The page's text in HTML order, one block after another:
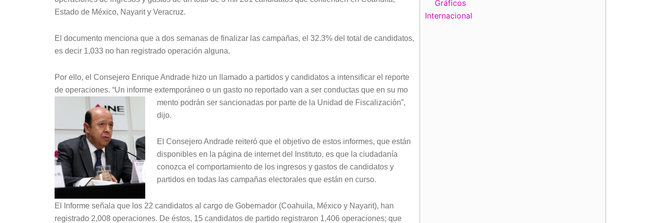
Estado de México, Nayarit y Veracruz.
El documento menciona que a dos semanas de finalizar las campañas, el 32.3% del total de candidatos,
es decir 1,033 no han registrado operación alguna.
Por ello, el Consejero Enrique Andrade hizo un llamado a partidos y candidatos a intensificar el reporte
de operaciones. “Un informe extemporáneo o un gasto no reportado van a ser conductas que en su mo
mento podrán ser sancionadas por parte de la Unidad de Fiscalización”,
dijo.
El Consejero Andrade reiteró que el objetivo de estos informes, que están
disponibles en la página de internet del Instituto, es que la ciudadanía
conozca el comportamiento de los ingresos y gastos de candidatos y
partidos en todas las campañas electorales que están en curso.
El Informe señala que los 22 candidatos al cargo de Gobernador (Coahuila, México y Nayarit), han
registrado 2,008 operaciones. De éstos, 15 candidatos de partido registraron 1,406 operaciones; que
Gráficos
Internacional